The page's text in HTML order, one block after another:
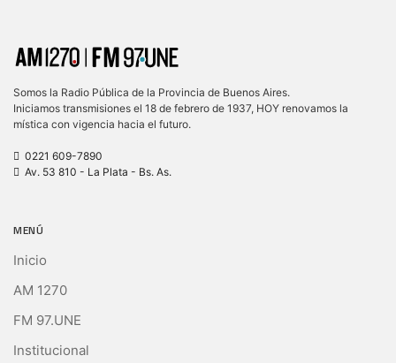
Somos la Radio Pública de la Provincia de Buenos Aires.
Iniciamos transmisiones el 18 de febrero de 1937, HOY renovamos la
mística con vigencia hacia el futuro.
0221 609-7890
Av. 53 810 - La Plata - Bs. As.
MENÚ
Inicio
AM 1270
FM 97.UNE
Institucional